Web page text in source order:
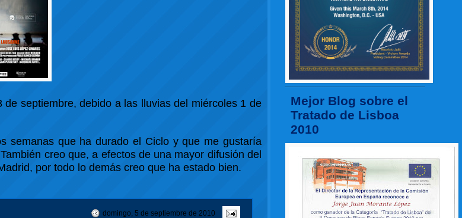
Mejor Blog sobre el
Tratado de Lisboa
2010
septiembre, debido a las lluvias del miércoles 1 de
semanas que ha durado el Ciclo y que me gustaría
creo que, a efectos de una mayor difusión del
por todo lo demás creo que ha estado bien.
domingo, 5 de septiembre de 2010